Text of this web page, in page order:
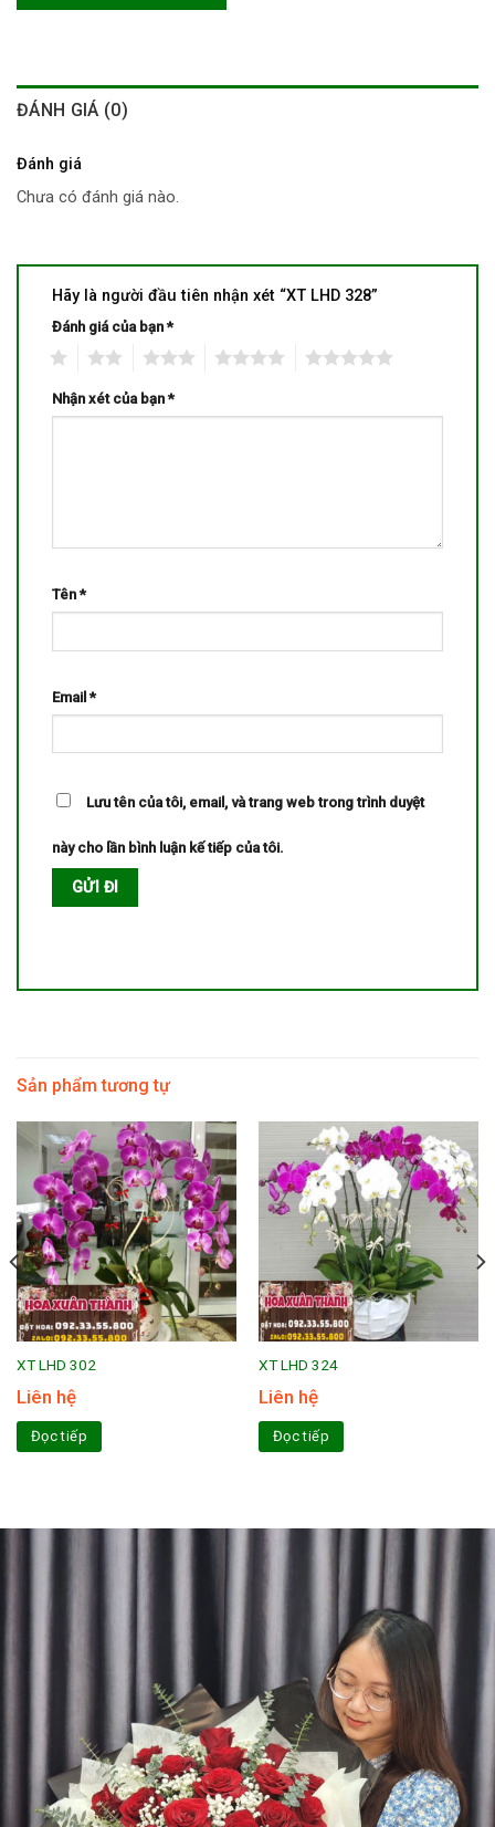
ĐÁNH GIÁ (0)
Đánh giá
Chưa có đánh giá nào.
Hãy là người đầu tiên nhận xét “XT LHD 328”
Đánh giá của bạn*
Nhận xét của bạn*
Tên*
Email*
Lưu tên của tôi, email, và trang web trong trình duyệt
này cho lần bình luận kế tiếp của tôi.
Sản phẩm tương tự
XT LHD 302
Liên hệ
Đọc tiếp
XT LHD 324
Liên hệ
Đọc tiếp